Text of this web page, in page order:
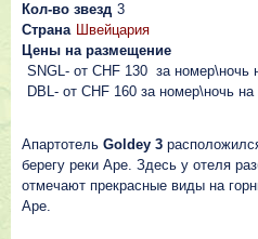
Кол-во звезд 3
Страна Швейцария
Цены на размещение
SNGL- от CHF 130 за номер\ночь
DBL- от CHF 160 за номер\ночь на
Апартотель Goldey 3
берегу реки Аре. Здесь у отеля
отмечают прекрасные виды на
Аре.